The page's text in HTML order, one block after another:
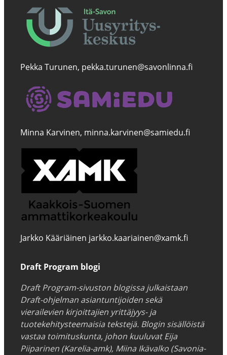
Pekka Turunen, pekka.turunen@savonlinna.fi
Minna Karvinen, minna.karvinen@samiedu.fi
Jarkko Kääriäinen jarkko.kaariainen@xamk.fi
Draft Program blogi
Draft Program-sivuston blogissa julkaistaan
Draft-ohjelman asiantuntijoiden sekä
vierailevien kirjoittajien yrittäjyys- ja
tuotekehitysteemaisia tekstejä. Blogin sisällöistä
vastaa toimituskunta, johon kuuluvat Eija
Piiparinen (Karelia-amk), Miina Ikävalko (Savonia-